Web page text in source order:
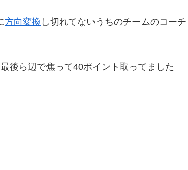
方向変換 し切れてないうちのチームのコーチ
後ら辺で焦って40ポイント取ってました